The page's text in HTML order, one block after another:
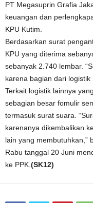
PT Megasuprin Grafia
keuangan dan
KPU Kutim.
Berdasarkan surat
KPU yang diterima
sebanyak 2.740 lembar.
karena bagian dari logistik
Terkait logistik lainnya
sebagian besar fomulir
termasuk surat suara.
karenanya dikembalikan
lain yang membutuhkan,”
Rabu tanggal 20 Juni
ke PPK. (SK12)